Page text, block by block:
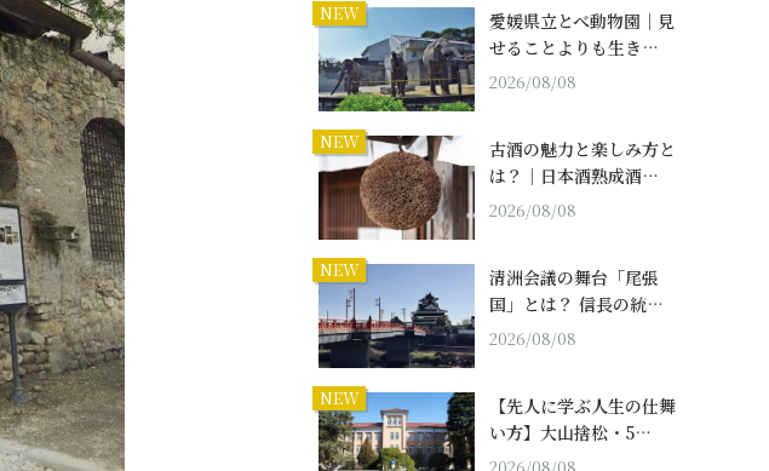
NEW
愛媛県立とべ動物園｜見
せることよりも生き…
2026/08/08
NEW
古酒の魅力と楽しみ方と
は？｜日本酒熟成酒…
2026/08/08
NEW
清洲会議の舞台「尾張
国」とは？ 信長の統…
2026/08/08
NEW
【先人に学ぶ人生の仕舞
い方】大山捨松・5…